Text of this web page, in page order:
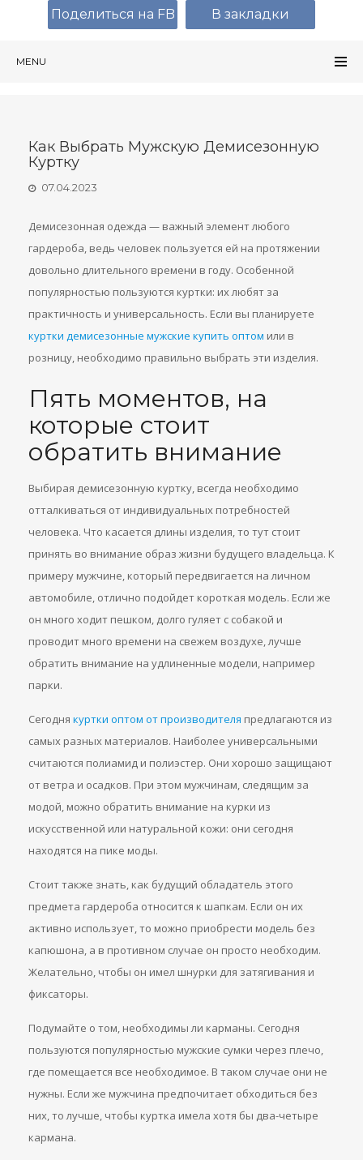
MENU
Как Выбрать Мужскую Демисезонную
Куртку
07.04.2023
Демисезонная одежда — важный элемент любого
гардероба, ведь человек пользуется ей на протяжении
довольно длительного времени в году. Особенной
популярностью пользуются куртки: их любят за
практичность и универсальность. Если вы планируете
куртки демисезонные мужские купить оптом или в
розницу, необходимо правильно выбрать эти изделия.
Пять моментов, на
которые стоит
обратить внимание
Выбирая демисезонную куртку, всегда необходимо
отталкиваться от индивидуальных потребностей
человека. Что касается длины изделия, то тут стоит
принять во внимание образ жизни будущего владельца. К
примеру мужчине, который передвигается на личном
автомобиле, отлично подойдет короткая модель. Если же
он много ходит пешком, долго гуляет с собакой и
проводит много времени на свежем воздухе, лучше
обратить внимание на удлиненные модели, например
парки.
Сегодня куртки оптом от производителя предлагаются из
самых разных материалов. Наиболее универсальными
считаются полиамид и полиэстер. Они хорошо защищают
от ветра и осадков. При этом мужчинам, следящим за
модой, можно обратить внимание на курки из
искусственной или натуральной кожи: они сегодня
находятся на пике моды.
Стоит также знать, как будущий обладатель этого
предмета гардероба относится к шапкам. Если он их
активно использует, то можно приобрести модель без
капюшона, а в противном случае он просто необходим.
Желательно, чтобы он имел шнурки для затягивания и
фиксаторы.
Подумайте о том, необходимы ли карманы. Сегодня
пользуются популярностью мужские сумки через плечо,
где помещается все необходимое. В таком случае они не
нужны. Если же мужчина предпочитает обходиться без
них, то лучше, чтобы куртка имела хотя бы два-четыре
кармана.
Поделиться на FB В закладки